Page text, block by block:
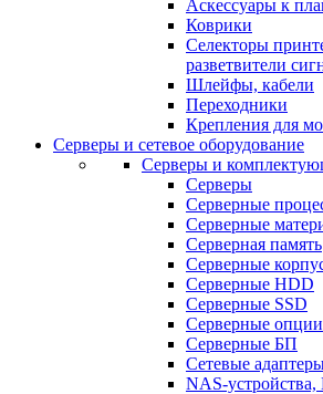
Аскессуары к
Коврики
Селекторы
разветвители
Шлейфы, кабели
Переходники
Крепления для
Серверы и сетевое оборудование
Серверы и
Серверы
Серверные
Серверные
Серверная память
Серверные
Серверные HDD
Серверные SSD
Серверные опции
Серверные БП
Сетевые
NAS-устройства,